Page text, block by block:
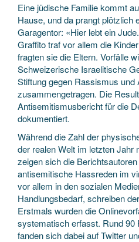
Eine jüdische Familie kommt
Hause, und da prangt plötzlich
Garagentor: «Hier lebt ein
Graffito traf vor allem die
fragten sie die Eltern. ­Vorfälle
Schweizerische Israelitische
Stiftung gegen Rassismus
zusammen­getragen. Die
Antisemitismusbericht für die
dokumentiert.
Während die Zahl der
der realen Welt im letzten Jahr
zeigen sich die
antisemitische Hassreden im
vor allem in den sozialen
Handlungsbedarf, schreiben
Erstmals wurden die
systematisch erfasst. Rund 90
fanden sich dabei auf Twitter